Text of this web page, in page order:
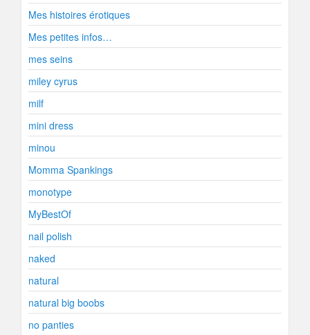
Mes histoires érotiques
Mes petites infos…
mes seins
miley cyrus
milf
mini dress
minou
Momma Spankings
monotype
MyBestOf
nail polish
naked
natural
natural big boobs
no panties